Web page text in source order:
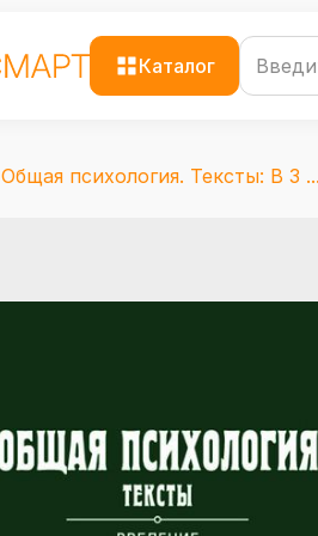
Каталог
Общая психология. Тексты: В 3 ...